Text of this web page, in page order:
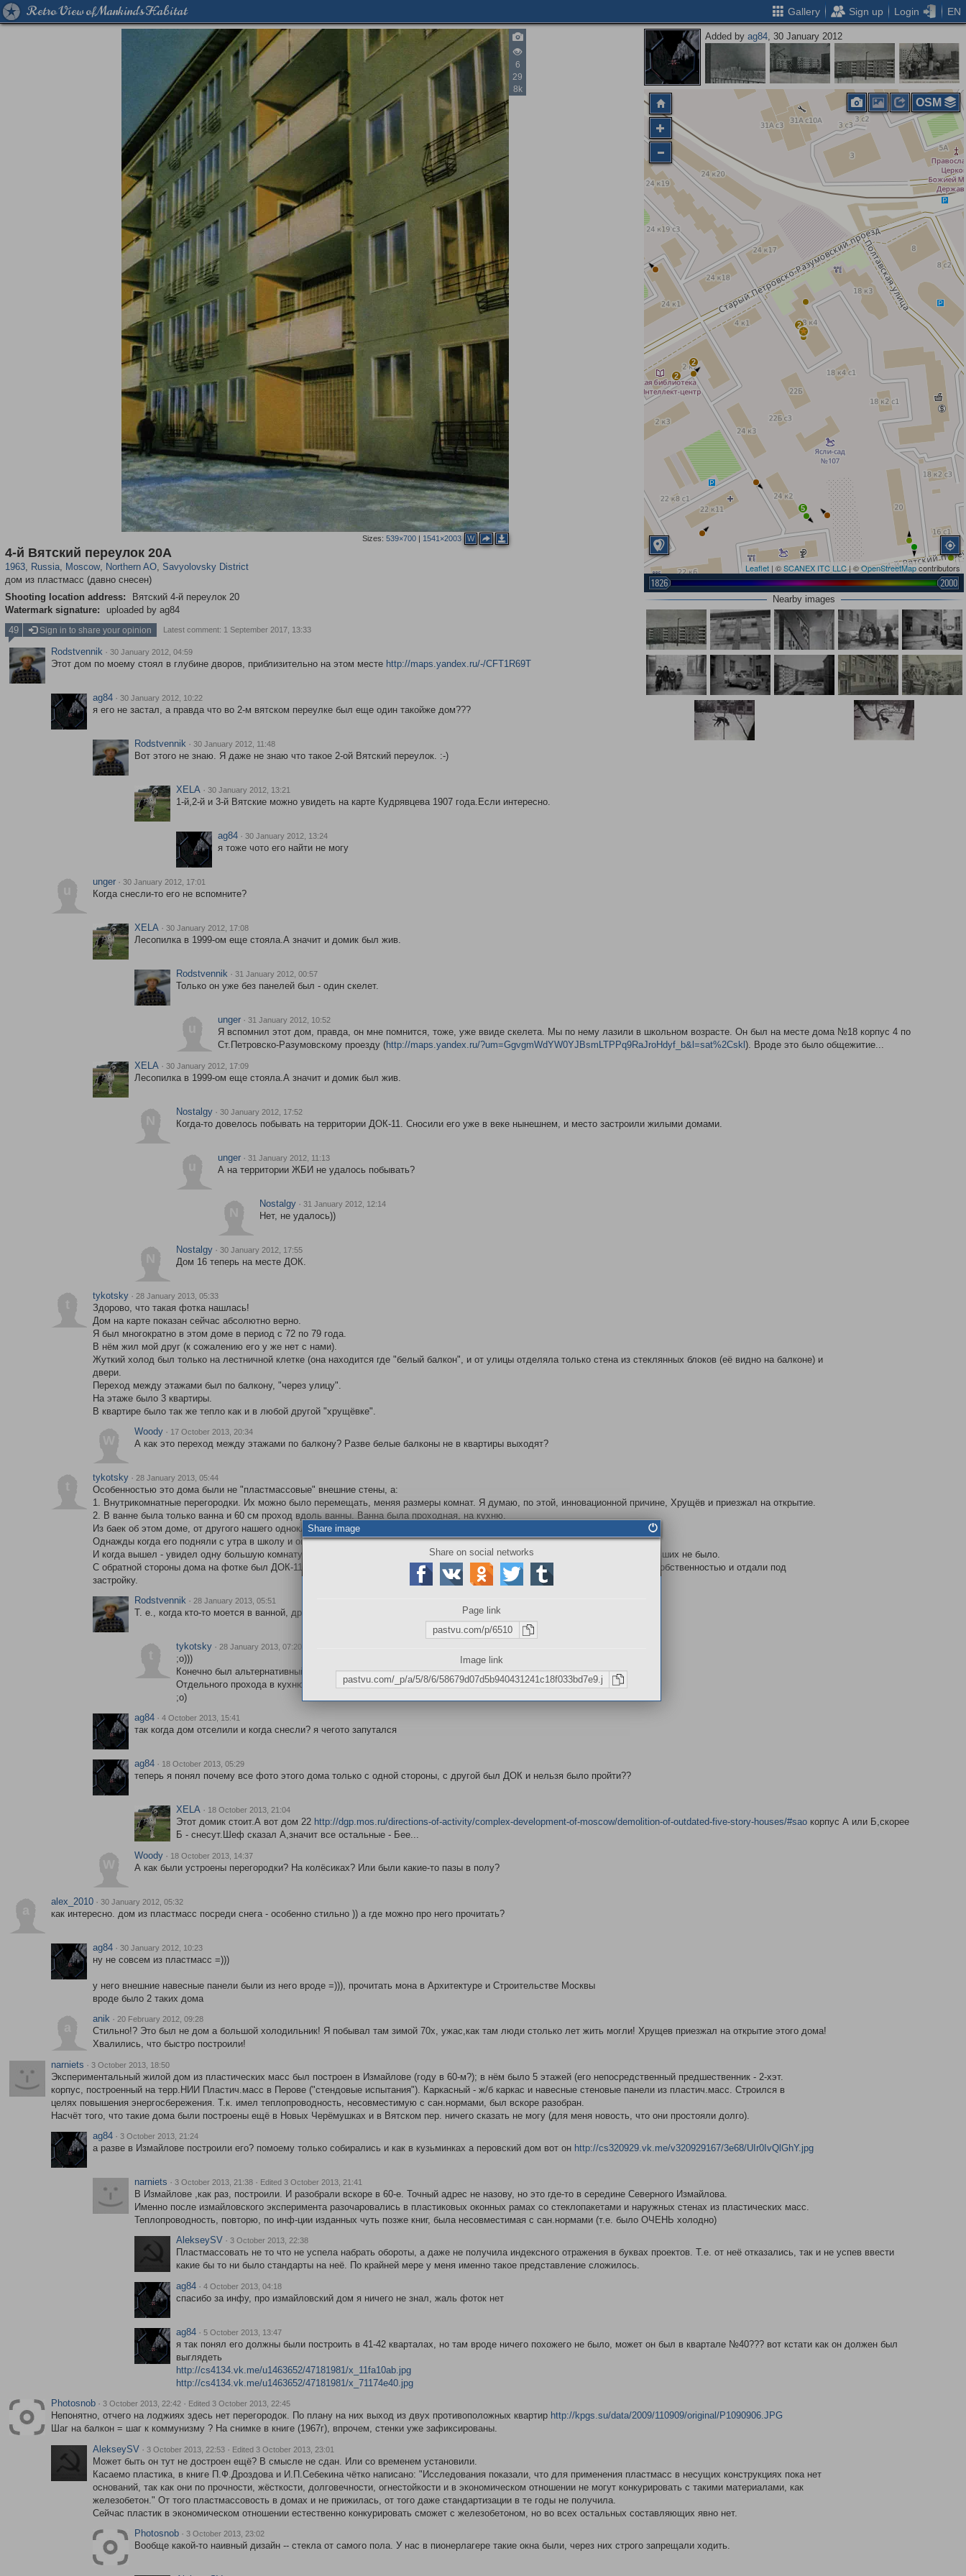
Retro View of Mankind's Habitat Gallery Sign up Login EN
6
29
8k
Sizes:539×700 | 1541×2003 W
4-й Вятский переулок 20A
1963, Russia
1,407,206 29,248
, Moscow
319,878 8,286
, Northern AO
22,544 598
, Savyolovsky District
835
дом из пластмасс (давно снесен)
Shooting location address:
Вятский 4-й переулок 20
Watermark signature:
uploaded by ag84
Added byag84, 30 January 2012
2
5
2
2
Leaflet | ©SCANEX ITC LLC| ©OpenStreetMapcontributors
1826 2000
OSM
Nearby images
49 Sign in to share your opinion Latest comment: 1 September 2017, 13:33
Rodstvennik · 30 January 2012, 04:59
Этот дом по моему стоял в глубине дворов, приблизительно на этом месте http://maps.yandex.ru/-/CFT1R69T
ag84 · 30 January 2012, 10:22
я его не застал, а правда что во 2-м вятском переулке был еще один такойже дом???
Rodstvennik · 30 January 2012, 11:48
Вот этого не знаю. Я даже не знаю что такое 2-ой Вятский переулок. :-)
XELA · 30 January 2012, 13:21
1-й,2-й и 3-й Вятские можно увидеть на карте Кудрявцева 1907 года.Если интересно.
ag84 · 30 January 2012, 13:24
я тоже чото его найти не могу
unger · 30 January 2012, 17:01
Когда снесли-то его не вспомните?
XELA · 30 January 2012, 17:08
Лесопилка в 1999-ом еще стояла.А значит и домик был жив.
Rodstvennik · 31 January 2012, 00:57
Только он уже без панелей был - один скелет.
unger · 31 January 2012, 10:52
Я вспомнил этот дом, правда, он мне помнится, тоже, уже ввиде скелета. Мы по нему лазили в школьном возрасте. Он был на месте дома №18 корпус 4 по
Ст.Петровско-Разумовскому проезду (http://maps.yandex.ru/?um=GgvgmWdYW0YJBsmLTPPq9RaJroHdyf_b&l=sat%2Cskl ). Вроде это было общежитие...
XELA · 30 January 2012, 17:09
Лесопилка в 1999-ом еще стояла.А значит и домик был жив.
Nostalgy · 30 January 2012, 17:52
Когда-то довелось побывать на территории ДОК-11. Сносили его уже в веке нынешнем, и место застроили жилыми домами.
unger · 31 January 2012, 11:13
А на территории ЖБИ не удалось побывать?
Nostalgy · 31 January 2012, 12:14
Нет, не удалось))
Nostalgy · 30 January 2012, 17:55
Дом 16 теперь на месте ДОК.
tykotsky · 28 January 2013, 05:33
Здорово, что такая фотка нашлась!
Дом на карте показан сейчас абсолютно верно.
Я был многократно в этом доме в период с 72 по 79 года.
В нём жил мой друг (к сожалению его у же нет с нами).
Жуткий холод был только на лестничной клетке (она находится где "белый балкон", и от улицы отделяла только стена из стеклянных блоков (её видно на балконе) и
двери.
Переход между этажами был по балкону, "через улицу".
На этаже было 3 квартиры.
В квартире было так же тепло как и в любой другой "хрущёвке".
Woody · 17 October 2013, 20:34
А как это переход между этажами по балкону? Разве белые балконы не в квартиры выходят?
tykotsky · 28 January 2013, 05:44
Особенностью это дома были не "пластмассовые" внешние стены, а:
1. Внутрикомнатные перегородки. Их можно было перемещать, меняя размеры комнат. Я думаю, по этой, инновационной причине, Хрущёв и приезжал на открытие.
2. В ванне была только ванна и 60 см проход вдоль ванны. Ванна была проходная, на кухню.
Из баек об этом доме, от другого нашего одноклассника, из параллельного класса.
Однажды когда его подняли с утра в школу и он пошёл умываться, то услышал грохот...
И когда вышел - увидел одну большую комнату, вместо 2-х маленьких. Передвижная стена - рухнула. на его кровать. Пострадавших не было.
С обратной стороны дома на фотке был ДОК-11, после приватизации, новые (или старые) хозяева умело распорядились своей собственностью и отдали под
застройку.
Rodstvennik · 28 January 2013, 05:51
Т. е., когда кто-то моется в ванной, другому на кухню из комнаты не пройти?
tykotsky · 28 January 2013, 07:20
;о)))
Конечно был альтернативный проход через комнату, у которой одна стена граничила с ванной и комнатой.
Отдельного прохода в кухню не было, только через описанные выше варианты...
;о)
ag84 · 4 October 2013, 15:41
так когда дом отселили и когда снесли? я чегото запутался
ag84 · 18 October 2013, 05:29
теперь я понял почему все фото этого дома только с одной стороны, с другой был ДОК и нельзя было пройти??
XELA · 18 October 2013, 21:04
Этот домик стоит.А вот дом 22 http://dgp.mos.ru/directions-of-activity/complex-development-of-moscow/demolition-of-outdated-five-story-houses/#saoкорпус А или Б,скорее
Б - снесут.Шеф сказал А,значит все остальные - Бее...
Woody · 18 October 2013, 14:37
А как были устроены перегородки? На колёсиках? Или были какие-то пазы в полу?
alex_2010 · 30 January 2012, 05:32
как интересно. дом из пластмасс посреди снега - особенно стильно )) а где можно про него прочитать?
ag84 · 30 January 2012, 10:23
ну не совсем из пластмасс =)))
у него внешние навесные панели были из него вроде =))), прочитать мона в Архитектуре и Строительстве Москвы
вроде было 2 таких дома
anik · 20 February 2012, 09:28
Стильно!? Это был не дом а большой холодильник! Я побывал там зимой 70х, ужас,как там люди столько лет жить могли! Хрущев приезжал на открытие этого дома!
Хвалились, что быстро построили!
narniets · 3 October 2013, 18:50
Экспериментальный жилой дом из пластических масс был построен в Измайлове (году в 60-м?); в нём было 5 этажей (его непосредственный предшественник - 2-хэт.
корпус, построенный на терр.НИИ Пластич.масс в Перове ("стендовые испытания"). Каркасный - ж/б каркас и навесные стеновые панели из пластич.масс. Строился в
целях повышения энергосбережения. Т.к. имел теплопроводность, несовместимую с сан.нормами, был вскоре разобран.
Насчёт того, что такие дома были построены ещё в Новых Черёмушках и в Вятском пер. ничего сказать не могу (для меня новость, что они простояли долго).
ag84 · 3 October 2013, 21:24
а разве в Измайлове построили его? помоему только собирались и как в кузьминках а перовский дом вот он http://cs320929.vk.me/v320929167/3e68/UIr0IvQlGhY.jpg
narniets · 3 October 2013, 21:38 · Edited 3 October 2013, 21:41
В Измайлове ,как раз, построили. И разобрали вскоре в 60-е. Точный адрес не назову, но это где-то в середине Северного Измайлова.
Именно после измайловского эксперимента разочаровались в пластиковых оконных рамах со стеклопакетами и наружных стенах из пластических масс.
Теплопроводность, повторю, по инф-ции изданных чуть позже книг, была несовместимая с сан.нормами (т.е. было ОЧЕНЬ холодно)
AlekseySV · 3 October 2013, 22:38
Пластмассовать не то что не успела набрать обороты, а даже не получила индексного отражения в буквах проектов. Т.е. от неё отказались, так и не успев ввести
какие бы то ни было стандарты на неё. По крайней мере у меня именно такое представление сложилось.
ag84 · 4 October 2013, 04:18
спасибо за инфу, про измайловский дом я ничего не знал, жаль фоток нет
ag84 · 5 October 2013, 13:47
я так понял его должны были построить в 41-42 кварталах, но там вроде ничего похожего не было, может он был в квартале №40??? вот кстати как он должен был
выглядеть
http://cs4134.vk.me/u1463652/47181981/x_11fa10ab.jpg
http://cs4134.vk.me/u1463652/47181981/x_71174e40.jpg
Photosnob · 3 October 2013, 22:42 · Edited 3 October 2013, 22:45
Непонятно, отчего на лоджиях здесь нет перегородок. По плану на них выход из двух противоположных квартир http://kpgs.su/data/2009/110909/original/P1090906.JPG
Шаг на балкон = шаг к коммунизму ? На снимке в книге (1967г), впрочем, стенки уже зафиксированы.
AlekseySV · 3 October 2013, 22:53 · Edited 3 October 2013, 23:01
Может быть он тут не достроен ещё? В смысле не сдан. Или со временем установили.
Касаемо пластика, в книге П.Ф.Дроздова и И.П.Себекина чётко написано: "Исследования показали, что для применения пластмасс в несущих конструкциях пока нет
оснований, так как они по прочности, жёсткости, долговечности, огнестойкости и в экономическом отношении не могут конкурировать с такими материалами, как
железобетон." От того пластмассовость в домах и не прижилась, от того даже стандартизации в те годы не получила.
Сейчас пластик в экономическом отношении естественно конкурировать сможет с железобетоном, но во всех остальных составляющих явно нет.
Photosnob · 3 October 2013, 23:02
Вообще какой-то наивный дизайн -- стекла от самого пола. У нас в пионерлагере такие окна были, через них строго запрещали ходить.
Share image
Share on social networks
Page link
Image link